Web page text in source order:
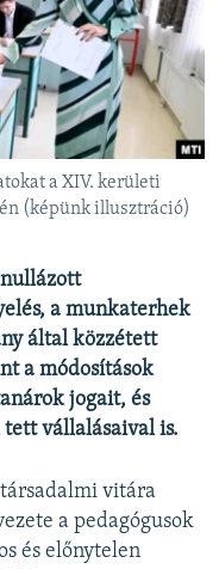
a XIV. kerületi
(képünk illusztráció)
a munkaterhek
által közzétett
a módosítások
jogait, és
vállalásaival is.
vitára
a pedagógusok
és előnytelen